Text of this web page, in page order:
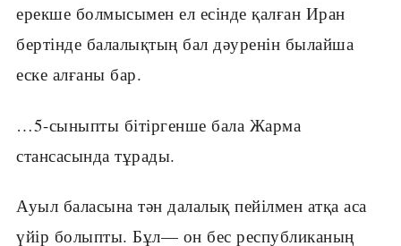
ерекше болмысымен ел есінде қалған Иран
бертінде балалықтың бал дәуренін былайша
еске алғаны бар.
…5-сыныпты бітіргенше бала Жарма
стансасында тұрады.
Ауыл баласына тән далалық пейілмен атқа аса
үйір болыпты. Бұл— он бес республиканың